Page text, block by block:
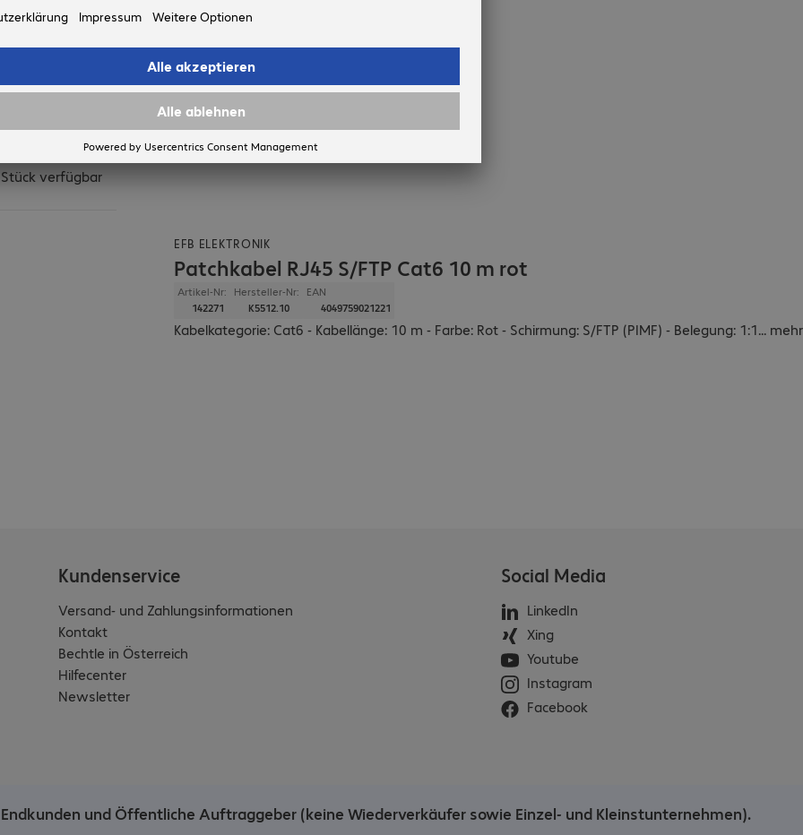
EFB ELEKTRONIK
Patchkabel RJ45 S/FTP Cat6 10 m rot
Artikel-Nr:
142271
Hersteller-Nr:
K5512.10
EAN
4049759021221
Kabelkategorie: Cat6 - Kabellänge: 10 m - Farbe: Rot - Schirmung: S/FTP (PIMF) - Belegung: 1:1... mehr
Lieferung:
verfügbar
Kundenservice
Versand- und Zahlungsinformationen
Kontakt
Bechtle in Österreich
Hilfecenter
Newsletter
Social Media
LinkedIn
Xing
Youtube
Instagram
Facebook
und Öffentliche Auftraggeber (keine Wiederverkäufer sowie Einzel- und Kleinstunternehmen).